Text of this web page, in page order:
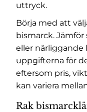
uttryck.
Börja med att
bismarck.
eller närliggande
uppgifterna för
eftersom pris,
kan variera
Rak